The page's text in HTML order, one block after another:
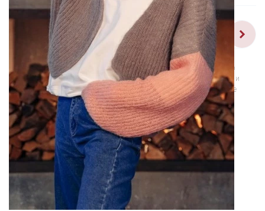
1/2
Изображения и цвет представленного товара могут незначительно
отличаться от оригинала продукции, взависимости от разрешения и
настроек вашего монитора, а также условий освещения при съемке
Набор для творчества Кардиган
«Три цвета» (схема)
230 ₽